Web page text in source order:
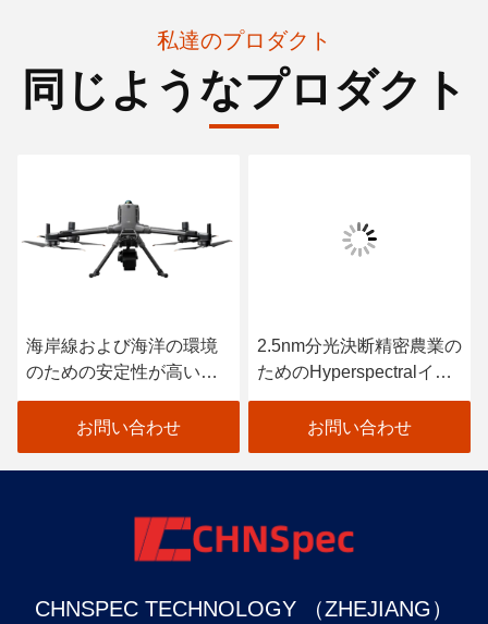
私達のプロダクト
同じようなプロダクト
海岸線および海洋の環境
のための安定性が高い
Hyperspectralイメージ投
射 カメラお問い合わせ
2.5nm分光決断精密農業の
ためのHyperspectralイメ
ージ投射 カメラ
お問い合わせ
CHNSPEC TECHNOLOGY （ZHEJIANG）